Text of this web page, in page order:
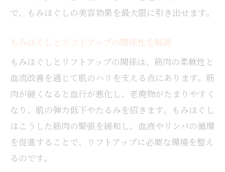
で、もみほぐしの美容効果を最大限に引き出せます。
もみほぐしとリフトアップの関係性を解説
もみほぐしとリフトアップの関係は、筋肉の柔軟性と
血流改善を通じて肌のハリを支える点にあります。筋
肉が硬くなると血行が悪化し、老廃物がたまりやすく
なり、肌の弾力低下やたるみを招きます。もみほぐし
はこうした筋肉の緊張を緩和し、血液やリンパの循環
を促進することで、リフトアップに必要な環境を整え
るのです。